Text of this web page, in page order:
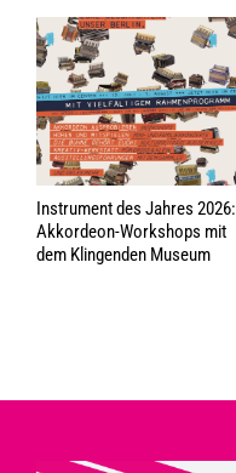
Instrument des Jahres 2026:
Akkordeon-Workshops mit
dem Klingenden Museum